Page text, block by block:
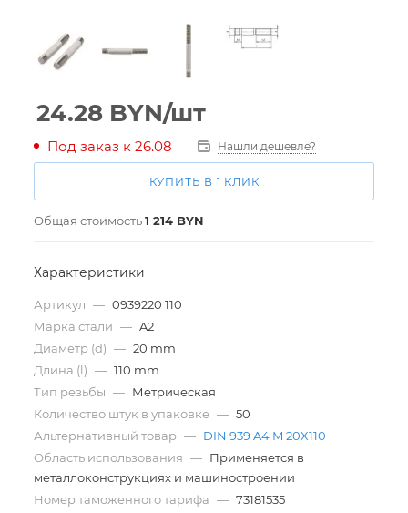
24.28 BYN/шт
Под заказ к 26.08 Нашли дешевле?
КУПИТЬ В 1 КЛИК
Общая стоимость1 214 BYN
Характеристики
Артикул — 0939220 110
Марка стали — A2
Диаметр (d) — 20 mm
Длина (l) — 110 mm
Тип резьбы — Метрическая
Количество штук в упаковке — 50
Альтернативный товар — DIN 939 A4 M 20X110
Область использования — Применяется в
металлоконструкциях и машиностроении
Номер таможенного тарифа — 73181535